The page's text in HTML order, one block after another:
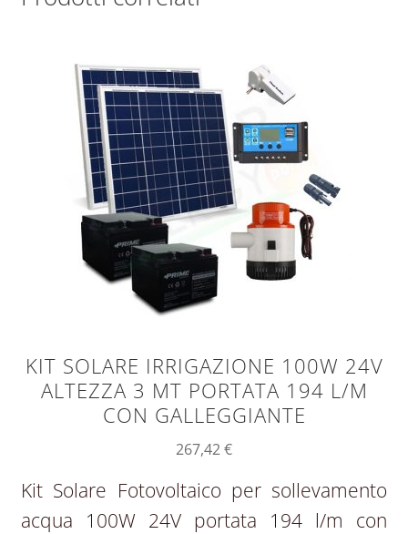
KIT SOLARE IRRIGAZIONE 100W 24V
ALTEZZA 3 MT PORTATA 194 L/M
CON GALLEGGIANTE
267,42€
Kit Solare Fotovoltaico per sollevamento
acqua 100W 24V portata 194 l/m con